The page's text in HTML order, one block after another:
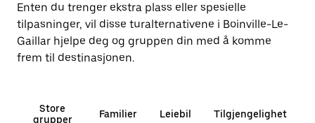
Enten du trenger ekstra plass eller spesielle
tilpasninger, vil disse turalternativene i Boinville-Le-
Gaillar hjelpe deg og gruppen din med å komme
frem til destinasjonen.
Store
grupper
Familier Leiebil Tilgjengelighet